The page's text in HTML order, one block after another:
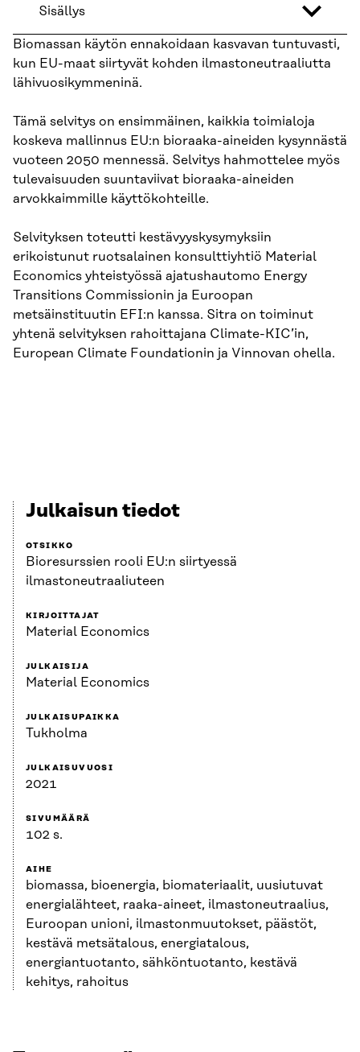
Sisällys
Biomassan käytön ennakoidaan kasvavan tuntuvasti,
kun EU-maat siirtyvät kohden ilmastoneutraaliutta
lähivuosikymmeninä.
Tämä selvitys on ensimmäinen, kaikkia toimialoja
koskeva mallinnus EU:n bioraaka-aineiden kysynnästä
vuoteen 2050 mennessä. Selvitys hahmottelee myös
tulevaisuuden suuntaviivat bioraaka-aineiden
arvokkaimmille käyttökohteille.
Selvityksen toteutti kestävyyskysymyksiin
erikoistunut ruotsalainen konsulttiyhtiö Material
Economics yhteistyössä ajatushautomo Energy
Transitions Commissionin ja Euroopan
metsäinstituutin EFI:n kanssa. Sitra on toiminut
yhtenä selvityksen rahoittajana Climate-KIC’in,
European Climate Foundationin ja Vinnovan ohella.
Julkaisun tiedot
OTSIKKO
Bioresurssien rooli EU:n siirtyessä
ilmastoneutraaliuteen
KIRJOITTAJAT
Material Economics
JULKAISIJA
Material Economics
JULKAISUPAIKKA
Tukholma
JULKAISUVUOSI
2021
SIVUMÄÄRÄ
102 s.
AIHE
biomassa, bioenergia, biomateriaalit, uusiutuvat
energialähteet, raaka-aineet, ilmastoneutraalius,
Euroopan unioni, ilmastonmuutokset, päästöt,
kestävä metsätalous, energiatalous,
energiantuotanto, sähköntuotanto, kestävä
kehitys, rahoitus